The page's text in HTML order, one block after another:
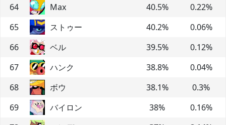
64
Max 40.5% 0.22%
65
ストゥー 40.2% 0.06%
66
ベル 39.5% 0.12%
67
ハンク 38.8% 0.04%
68
ボウ 38.1% 0.3%
69
バイロン 38% 0.16%